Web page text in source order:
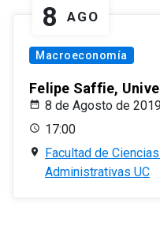
8 AGO
Macroeconomía
Felipe Saffie,
8 de Agosto de
17:00
Facultad de
Administrativas UC